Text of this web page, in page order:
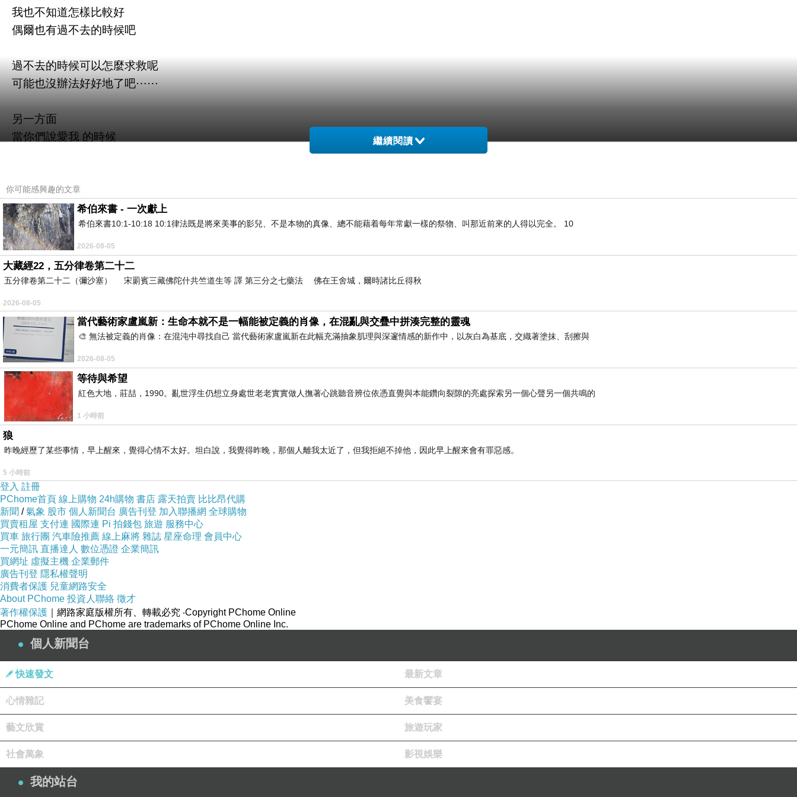
我也不知道怎樣比較好
偶爾也有過不去的時候吧
過不去的時候可以怎麼求救呢
可能也沒辦法好好地了吧⋯⋯
另一方面
當你們說愛我 的時候
那就讓時間推著推著推著
有陸續的疼痛
就是活著的吧⋯⋯
害怕被拋棄的人
是因為已經被拋棄了啊
在你還沒離開前
我先離開你
這樣就不算數了吧！
再見了
我自己
繼續閱讀
你可能感興趣的文章
希伯來書 - 一次獻上
希伯來書10:1-10:18 10:1律法既是將來美事的影兒、不是本物的真像、總不能藉着每年常獻一樣的祭物、叫那近前來的人得以完全。 10
2026-08-05
大藏經22，五分律卷第二十二
五分律卷第二十二（彌沙塞） 宋罽賓三藏佛陀什共竺道生等 譯 第三分之七藥法 佛在王舍城，爾時諸比丘得秋
2026-08-05
當代藝術家盧嵐新：生命本就不是一幅能被定義的肖像，在混亂與交疊中拼湊完整的靈魂
🎨 無法被定義的肖像：在混沌中尋找自己 當代藝術家盧嵐新在此幅充滿抽象肌理與深邃情感的新作中，以灰白為基底，交織著塗抹、刮擦與
2026-08-05
等待與希望
紅色大地，莊喆，1990。亂世浮生仍想立身處世老老實實做人撫著心跳聽音辨位依憑直覺與本能鑽向裂隙的亮處探索另一個心聲另一個共鳴的
1 小時前
狼
昨晚經歷了某些事情，早上醒來，覺得心情不太好。坦白說，我覺得昨晚，那個人離我太近了，但我拒絕不掉他，因此早上醒來會有罪惡感。
5 小時前
登入 註冊
PChome首頁 線上購物 24h購物 書店 露天拍賣 比比昂代購
新聞 /氣象 股市 個人新聞台 廣告刊登 加入聯播網 全球購物
買賣租屋 支付連 國際連 Pi 拍錢包 旅遊 服務中心
買車 旅行團 汽車險推薦 線上麻將 雜誌 星座命理 會員中心
一元簡訊 直播達人 數位憑證 企業簡訊
買網址 虛擬主機 企業郵件
廣告刊登 隱私權聲明
消費者保護 兒童網路安全
About PChome 投資人聯絡 徵才
著作權保護 ｜網路家庭版權所有、轉載必究 ‧Copyright PChome Online
PChome Online and PChome are trademarks of PChome Online Inc.
個人新聞台
快速發文 最新文章
心情雜記 美食饗宴
藝文欣賞 旅遊玩家
社會萬象 影視娛樂
我的站台